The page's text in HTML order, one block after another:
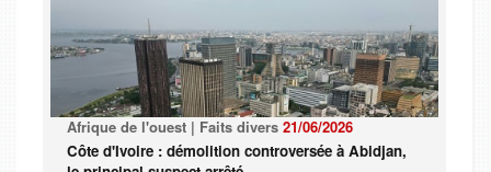
Afrique de l'ouest | Faits divers 21/06/2026
Côte d'Ivoire : démolition controversée à Abidjan,